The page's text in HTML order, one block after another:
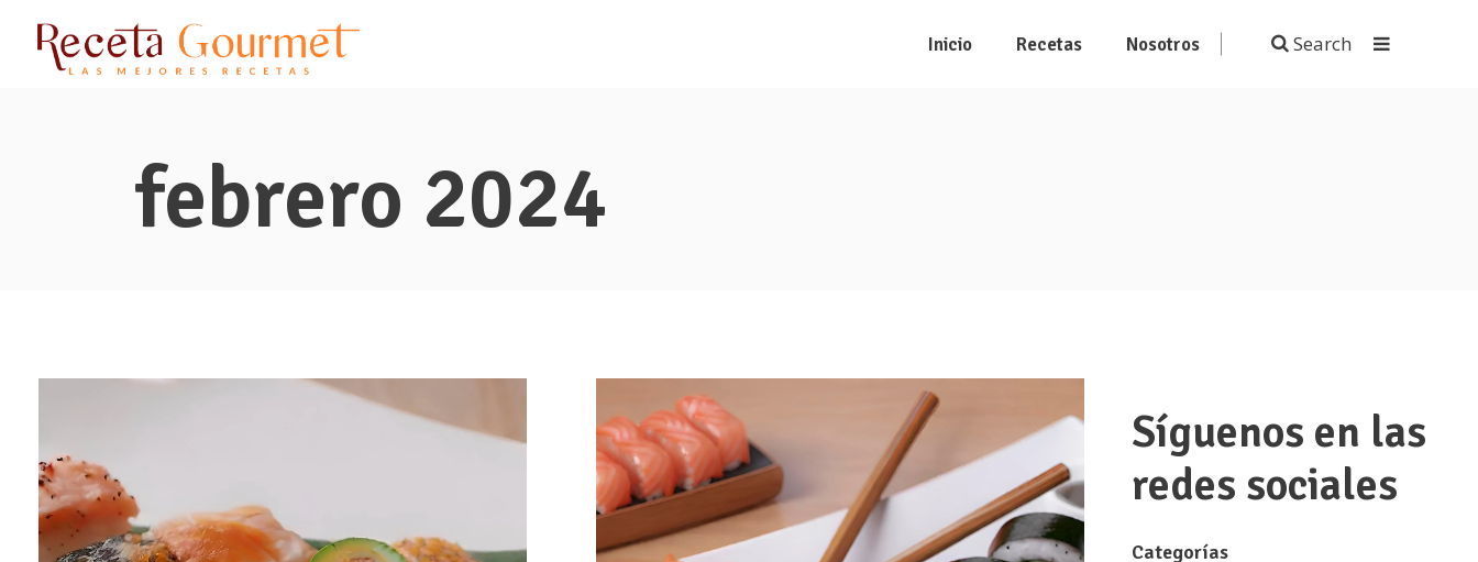
Inicio Recetas Nosotros Search
febrero 2024
Síguenos en las
redes sociales
Categorías